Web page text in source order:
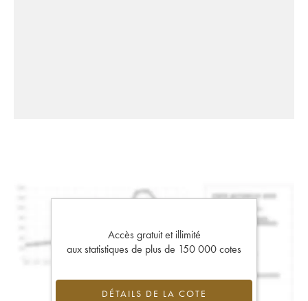
Accès gratuit et illimité
aux statistiques de plus de 150 000 cotes
DÉTAILS DE LA COTE